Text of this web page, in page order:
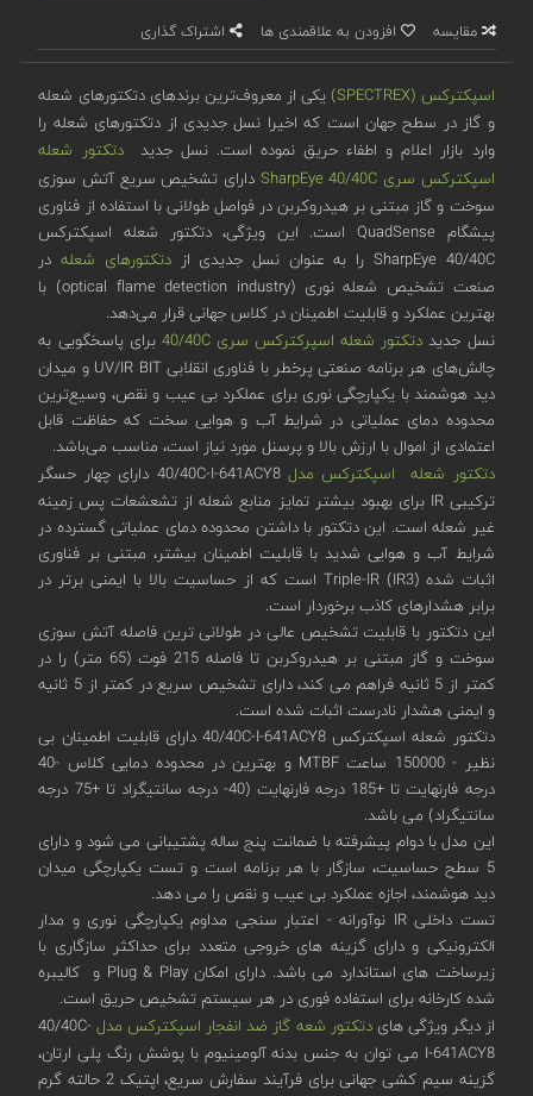
مقایسه افزودن به علاقمندی ها اشتراک گذاری
اسپکترکس (SPECTREX)
یکی از معروف‌ترین برندهای دتکتورهای شعله
و گاز در سطح جهان است که اخیرا نسل جدیدی از دتکتورهای شعله را
وارد بازار اعلام و اطفاء حریق نموده است. نسل جدید
دتکتور شعله
اسپکترکس سری SharpEye 40/40C
دارای تشخیص سریع آتش سوزی
سوخت و گاز مبتنی بر هیدروکربن در فواصل طولانی با استفاده از فناوری
پیشگام QuadSense است. این ویژگی، دتکتور شعله اسپکترکس
SharpEye 40/40C را به عنوان نسل جدیدی از
دتکتورهای شعلهدر
صنعت تشخیص شعله نوری (optical flame detection industry) با
بهترین عملکرد و قابلیت اطمینان در کلاس جهانی قرار می‌دهد.
نسل جدیددتکتور شعله اسپرکترکس سری 40/40C
برای پاسخگویی به
چالش‌های هر برنامه صنعتی پرخطر با فناوری انقلابی UV/IR BIT و میدان
دید هوشمند با یکپارچگی نوری برای عملکرد بی عیب و نقص، وسیع‌ترین
محدوده دمای عملیاتی در شرایط آب و هوایی سخت که حفاظت قابل
اعتمادی از اموال با ارزش بالا و پرسنل مورد نیاز است، مناسب می‌باشد.
دتکتور شعله اسپکترکس مدل
40/40C-I-641ACY8 دارای چهار حسگر
ترکیبی IR برای بهبود بیشتر تمایز منابع شعله از تشعشعات پس زمینه
غیر شعله است. این دتکتور با داشتن محدوده دمای عملیاتی گسترده در
شرایط آب و هوایی شدید با قابلیت اطمینان بیشتر، مبتنی بر فناوری
اثبات شده Triple-IR (IR3) است که از حساسیت بالا با ایمنی برتر در
برابر هشدارهای کاذب برخوردار است.
این دتکتور با قابلیت تشخیص عالی در طولانی ترین فاصله آتش سوزی
سوخت و گاز مبتنی بر هیدروکربن تا فاصله 215 فوت (65 متر) را در
کمتر از 5 ثانیه فراهم می کند، دارای تشخیص سریع در کمتر از 5 ثانیه
و ایمنی هشدار نادرست اثبات شده است.
دتکتور شعله اسپکترکس 40/40C-I-641ACY8 دارای قابلیت اطمینان بی
نظیر - 150000 ساعت MTBF و بهترین در محدوده دمایی کلاس -40
درجه فارنهایت تا +185 درجه فارنهایت (40- درجه سانتیگراد تا +75 درجه
سانتیگراد) می باشد.
این مدل با دوام پیشرفته با ضمانت پنج ساله پشتیبانی می شود و دارای
5 سطح حساسیت، سازگار با هر برنامه است و تست یکپارچگی میدان
دید هوشمند، اجازه عملکرد بی عیب و نقص را می دهد.
تست داخلی IR نوآورانه - اعتبار سنجی مداوم یکپارچگی نوری و مدار
الکترونیکی و دارای گزینه های خروجی متعدد برای حداکثر سازگاری با
زیرساخت های استاندارد می باشد. دارای امکان Plug & Play و کالیبره
شده کارخانه برای استفاده فوری در هر سیستم تشخیص حریق است.
از دیگر ویژگی هایدتکتور شعه گاز ضد انفجار اسپکترکس مدل40/40C-
I-641ACY8 می توان به جنس بدنه آلومینیوم با پوشش رنگ پلی ارتان،
گزینه سیم کشی جهانی برای فرآیند سفارش سریع، اپتیک 2 حالته گرم